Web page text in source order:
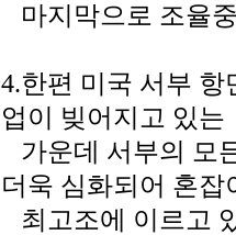
마지막으로 조율
4.한편 미국 서부 항
업이 빚어지고 있는
가운데 서부의 모
더욱 심화되어 혼잡
최고조에 이르고